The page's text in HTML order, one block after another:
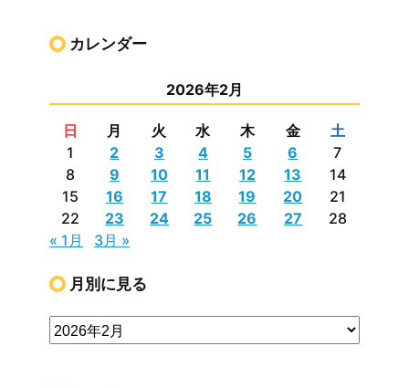
カレンダー
2026年2月
日 月 火 水 木 金
土
1
2 3 4 5 6
7
8
9 10 11 12 13
14
15
16 17 18 19 20
21
22
23 24 25 26 27
28
« 1月
3月 »
月別に見る